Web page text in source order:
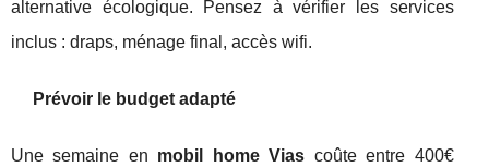
alternative écologique. Pensez à vérifier les services
inclus : draps, ménage final, accès wifi.
Prévoir le budget adapté
Une semaine en mobil home Vias coûte entre 400€